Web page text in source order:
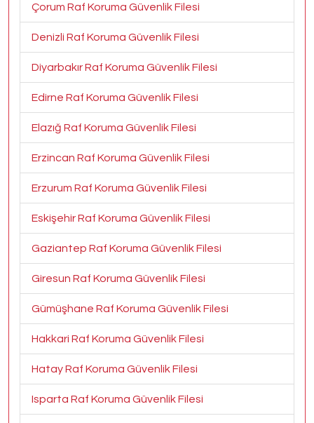
Çorum Raf Koruma Güvenlik Filesi
Denizli Raf Koruma Güvenlik Filesi
Diyarbakır Raf Koruma Güvenlik Filesi
Edirne Raf Koruma Güvenlik Filesi
Elazığ Raf Koruma Güvenlik Filesi
Erzincan Raf Koruma Güvenlik Filesi
Erzurum Raf Koruma Güvenlik Filesi
Eskişehir Raf Koruma Güvenlik Filesi
Gaziantep Raf Koruma Güvenlik Filesi
Giresun Raf Koruma Güvenlik Filesi
Gümüşhane Raf Koruma Güvenlik Filesi
Hakkari Raf Koruma Güvenlik Filesi
Hatay Raf Koruma Güvenlik Filesi
Isparta Raf Koruma Güvenlik Filesi